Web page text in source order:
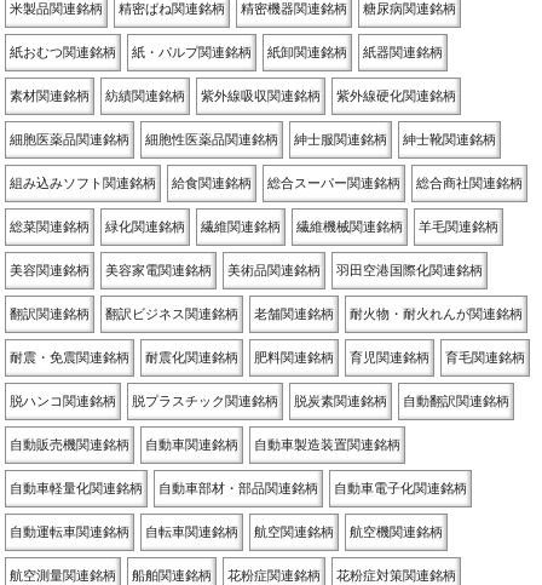
米製品関連銘柄 精密ばね関連銘柄 精密機器関連銘柄 糖尿病関連銘柄
紙おむつ関連銘柄 紙・パルプ関連銘柄 紙卸関連銘柄 紙器関連銘柄
素材関連銘柄 紡績関連銘柄 紫外線吸収関連銘柄 紫外線硬化関連銘柄
細胞医薬品関連銘柄 細胞性医薬品関連銘柄 紳士服関連銘柄 紳士靴関連銘柄
組み込みソフト関連銘柄 給食関連銘柄 総合スーパー関連銘柄 総合商社関連銘柄
総菜関連銘柄 緑化関連銘柄 繊維関連銘柄 繊維機械関連銘柄 羊毛関連銘柄
美容関連銘柄 美容家電関連銘柄 美術品関連銘柄 羽田空港国際化関連銘柄
翻訳関連銘柄 翻訳ビジネス関連銘柄 老舗関連銘柄 耐火物・耐火れんが関連銘柄
耐震・免震関連銘柄 耐震化関連銘柄 肥料関連銘柄 育児関連銘柄 育毛関連銘柄
脱ハンコ関連銘柄 脱プラスチック関連銘柄 脱炭素関連銘柄 自動翻訳関連銘柄
自動販売機関連銘柄 自動車関連銘柄 自動車製造装置関連銘柄
自動車軽量化関連銘柄 自動車部材・部品関連銘柄 自動車電子化関連銘柄
自動運転車関連銘柄 自転車関連銘柄 航空関連銘柄 航空機関連銘柄
航空測量関連銘柄 船舶関連銘柄 花粉症関連銘柄 花粉症対策関連銘柄